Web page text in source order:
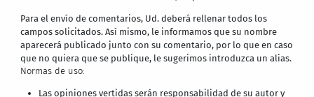
Para el envío de comentarios, Ud. deberá rellenar todos los
campos solicitados. Así mismo, le informamos que su nombre
aparecerá publicado junto con su comentario, por lo que en caso
que no quiera que se publique, le sugerimos introduzca un alias.
Normas de uso:
Las opiniones vertidas serán responsabilidad de su autor y